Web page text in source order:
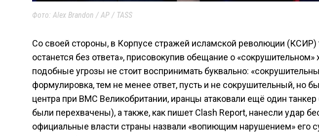
Фото: Alex Brandon / AP / TASS
Со своей стороны, в Корпусе стражей исламской революции (КСИР)
останется без ответа», присовокупив обещание о
подобные угрозы не стоит воспринимать буквально:
формулировка, тем не менее ответ, пусть и не сокрушительный, но
центра при ВМС Великобритании, иранцы атаковали ещё один
были перехвачены), а также, как пишет Clash Report, нанесли удар
официальные власти страны назвали «вопиющим нарушением» его